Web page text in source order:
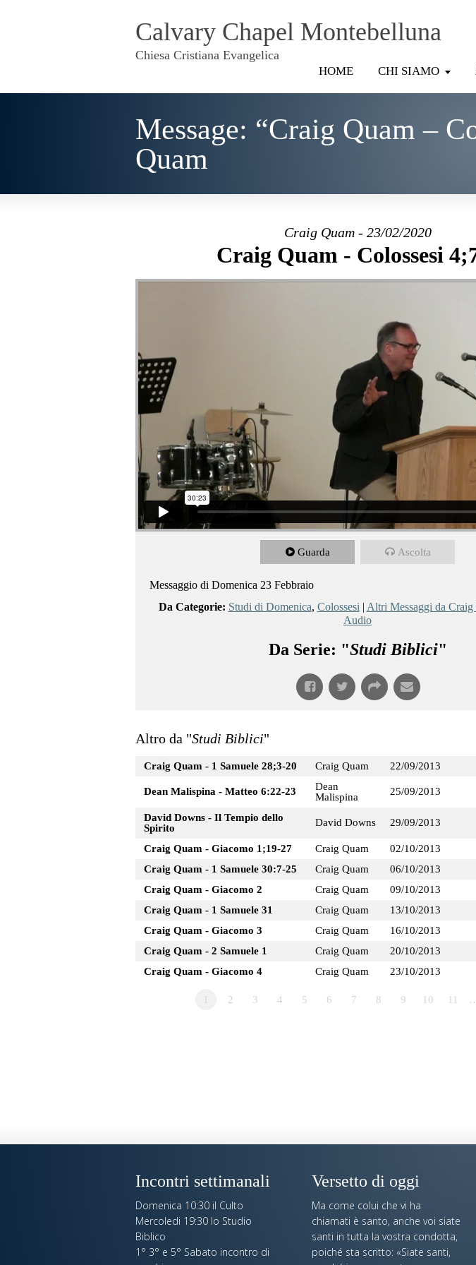
Calvary Chapel Montebelluna
Chiesa Cristiana Evangelica
HOME CHI SIAMO
Message: “Craig Quam –
Quam
Craig Quam - 23/02/2020
Craig Quam - Colossesi
Guarda Ascolta
Messaggio di Domenica 23 Febbraio
Da Categorie: Studi di Domenica, Colossesi | Altri Messaggi da Craig
Audio
Da Serie: "Studi Biblici"
Altro da "Studi Biblici"
Craig Quam - 1 Samuele 28;3-20 Craig Quam 22/09/2013
Dean Malispina - Matteo 6:22-23
Dean
Malispina
25/09/2013
David Downs - Il Tempio dello
Spirito
David Downs 29/09/2013
Craig Quam - Giacomo 1;19-27 Craig Quam 02/10/2013
Craig Quam - 1 Samuele 30:7-25
Craig Quam 06/10/2013
Craig Quam - Giacomo 2
Craig Quam 09/10/2013
Craig Quam - 1 Samuele 31
Craig Quam 13/10/2013
Craig Quam - Giacomo 3
Craig Quam 16/10/2013
Craig Quam - 2 Samuele 1
Craig Quam 20/10/2013
Craig Quam - Giacomo 4
Craig Quam 23/10/2013
2 3 4 5 6 7 8 9 10 11
Incontri settimanali
Domenica 10:30 il Culto
Mercoledi 19:30 lo Studio
Biblico
1° 3° e 5° Sabato incontro di
Versetto di oggi
Ma come colui che vi ha
chiamati è santo, anche voi siate
santi in tutta la vostra condotta,
poiché sta scritto: «Siate santi,